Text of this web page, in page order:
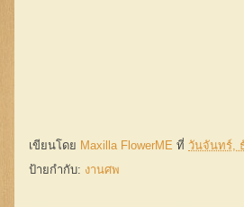
เขียนโดย Maxilla FlowerME ที่ วันจันทร์,
ป้ายกำกับ: งานศพ